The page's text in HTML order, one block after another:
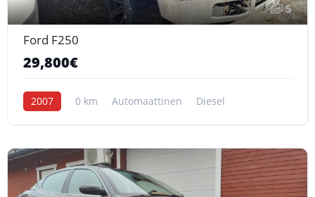
5
Ford F250
29,800€
2007 0 km Automaattinen Diesel